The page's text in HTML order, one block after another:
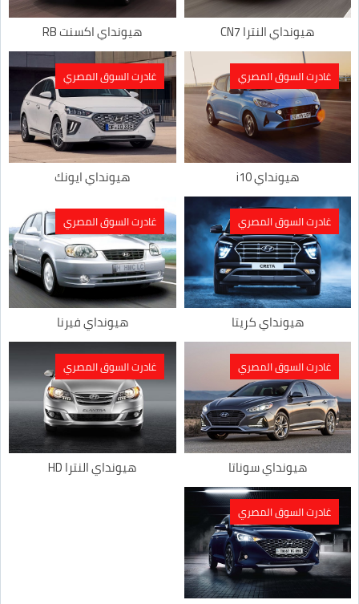
هيونداي النترا CN7 هيونداي اكسنت RB
غادرت السوق المصري
هيونداي i10
غادرت السوق المصري
هيونداي ايونك
غادرت السوق المصري
هيونداي كريتا
غادرت السوق المصري
هيونداي فيرنا
غادرت السوق المصري
هيونداي سوناتا
غادرت السوق المصري
هيونداي النترا HD
غادرت السوق المصري